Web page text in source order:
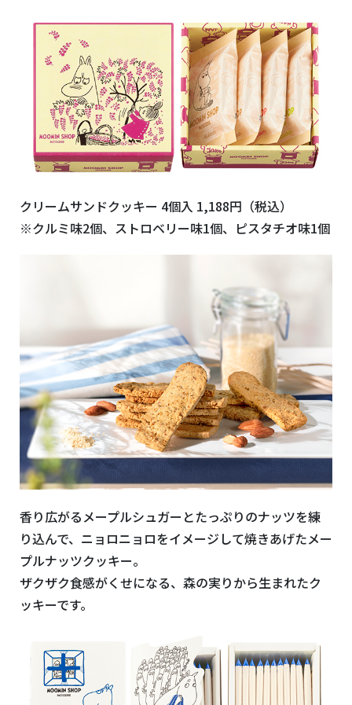
クリームサンドクッキー 4個入 1,188円（税込）
※クルミ味2個、ストロベリー味1個、ピスタチオ味1個
香り広がるメープルシュガーとたっぷりのナッツを練
り込んで、ニョロニョロをイメージして焼きあげたメー
プルナッツクッキー。
ザクザク食感がくせになる、 森の実りから生まれたク
ッキーです。